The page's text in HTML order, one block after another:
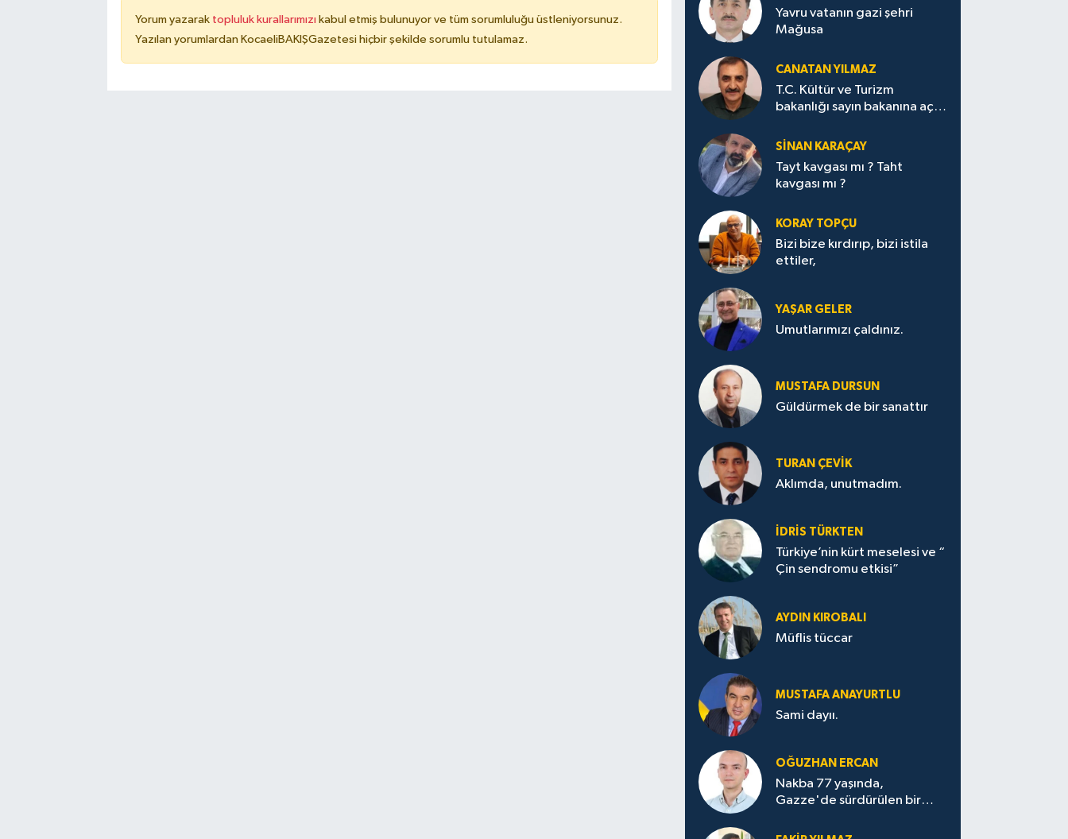
Yorum yazarak topluluk kurallarımızı kabul etmiş bulunuyor ve tüm sorumluluğu üstleniyorsunuz.
Yazılan yorumlardan KocaeliBAKIŞGazetesi hiçbir şekilde sorumlu tutulamaz.
Yavru vatanın gazi şehri
Mağusa
CANATAN YILMAZ
T.C. Kültür ve Turizm
bakanlığı sayın bakanına açık
SİNAN KARAÇAY
Tayt kavgası mı ? Taht
kavgası mı ?
KORAY TOPÇU
Bizi bize kırdırıp, bizi istila
ettiler,
YAŞAR GELER
Umutlarımızı çaldınız.
MUSTAFA DURSUN
Güldürmek de bir sanattır
TURAN ÇEVİK
Aklımda, unutmadım.
İDRİS TÜRKTEN
Türkiye’nin kürt meselesi ve “
Çin sendromu etkisi”
AYDIN KIROBALI
Müflis tüccar
MUSTAFA ANAYURTLU
Sami dayıı.
OĞUZHAN ERCAN
Nakba 77 yaşında,
Gazze'de sürdürülen bir